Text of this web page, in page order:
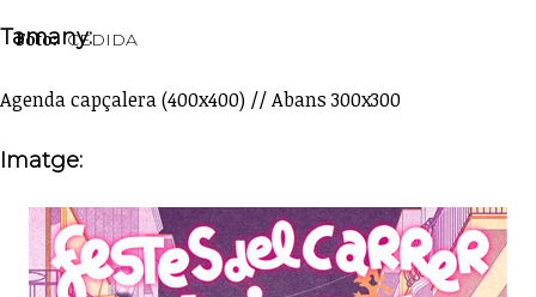
Foto: CEDIDA
Tamany:
Agenda capçalera (400x400) // Abans 300x300
Imatge: